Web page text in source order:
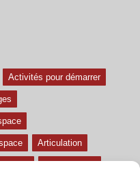
Activités pour démarrer
Articulation